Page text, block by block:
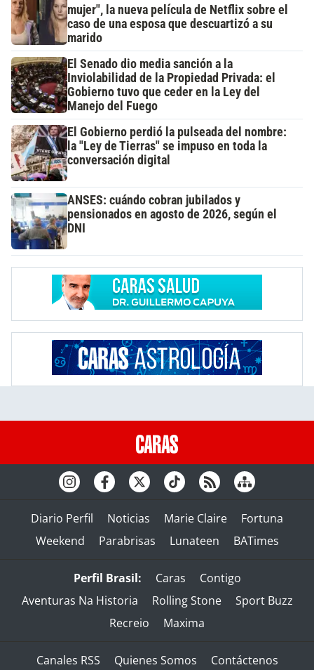
mujer", la nueva película de Netflix sobre el
caso de una esposa que descuartizó a su
marido
El Senado dio media sanción a la
Inviolabilidad de la Propiedad Privada: el
Gobierno tuvo que ceder en la Ley del
Manejo del Fuego
El Gobierno perdió la pulseada del nombre:
la "Ley de Tierras" se impuso en toda la
conversación digital
ANSES: cuándo cobran jubilados y
pensionados en agosto de 2026, según el
DNI
Diario Perfil Noticias Marie Claire
Fortuna
Weekend
Parabrisas Lunateen BATimes
Perfil Brasil: Caras
Contigo
Aventuras Na Historia
Rolling Stone
Sport Buzz
Recreio
Maxima
Canales RSS Quienes Somos Contáctenos